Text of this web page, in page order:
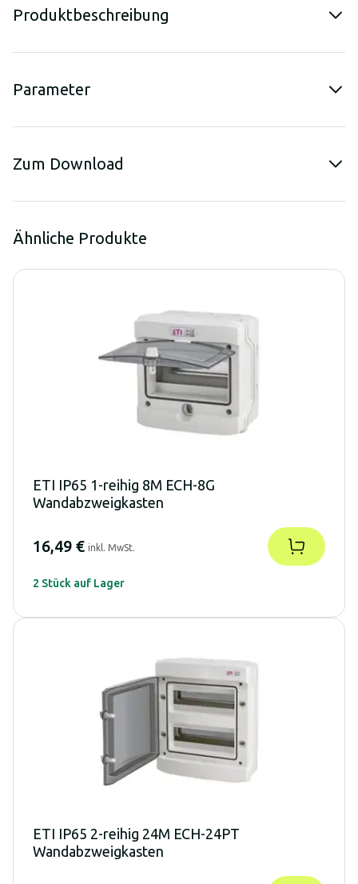
Produktbeschreibung
Parameter
Zum Download
Ähnliche Produkte
ETI IP65 1-reihig 8M ECH-8G
Wandabzweigkasten
16,49 € inkl. MwSt.
2 Stück auf Lager
ETI IP65 2-reihig 24M ECH-24PT
Wandabzweigkasten